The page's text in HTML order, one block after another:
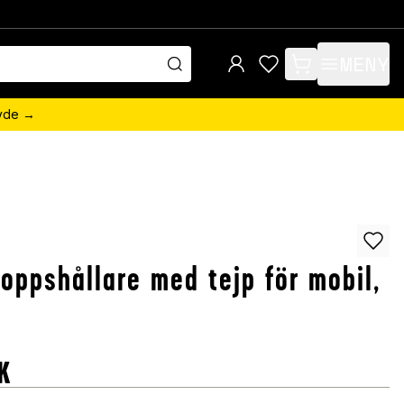
items in cart, view
→
med tejp för mobil,